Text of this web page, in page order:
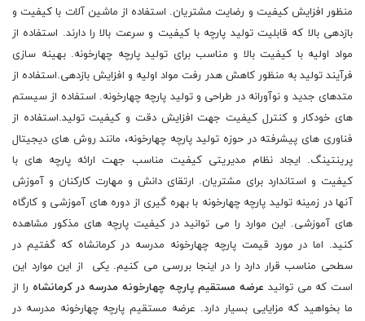
منظور افزایش کیفیت و رضایت مشتریان. استفاده از ماشین آلات با کیفیت و
بازدهی بالا که قابلیت تولید پارچه با کیفیت و سرعت بالا را دارند. استفاده از
مواد اولیه با کیفیت بالا و مناسب برای تولید پارچه چهارخونه. بهینه سازی
فرآیند تولید به منظور کاهش هدر رفت مواد اولیه و افزایش بازدهی.استفاده از
متدهای جدید و نوآورانه در طراحی و تولید پارچه چهارخونه. استفاده از سیستم
های خودکار و کنترل کیفیت جهت افزایش دقت و کیفیت تولید.استفاده از
فناوری های پیشرفته در حوزه تولید پارچه چهارخونه، مانند روش های دیجیتال
پرینتینگ. ایجاد نظام مدیریتی کیفیت مناسب جهت ارائه پارچه های با
کیفیت و استاندارد برای مشتریان. ارتقای دانش و مهارت کارکنان و آموزش
آنها در زمینه تولید پارچه چهارخونه با بهره گیری از دوره های آموزشی و کارگاه
های آموزشی. این موارد را می توانید در کیفیت پارچه های مذکور مشاهده
کنید. اما در مورد قیمت پارچه چهارخونه مدرسه در کرمانشاه که گفتیم در
سطحی مناسب قرار دارد را در اینجا بررسی می کنیم. یکی از این موارد این
است که می توانید عرضه مستقیم پارچه چهارخونه مدرسه در کرمانشاه را از
ما بخواهید که مزایایی بسیار دارد. عرضه مستقیم پارچه چهارخونه مدرسه در